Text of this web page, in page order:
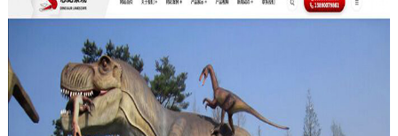
由中央五部委联合授予的国家文化出口
州、安徽、甘肃、加拿大、美国等多个
控股合作团队。集团从…
市。拥有“占地100余亩的中国彩灯仿真
司从事彩灯艺术工程、彩车彩船巡游工
程、趣味式景观游乐器具、景观雕塑工
程、城市文化符号美化亮化工程，以及
仿真恐龙、仿真动植物、化石制作和演
绎程控机器人研发生产。